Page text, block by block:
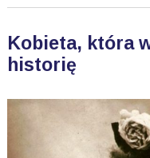
Kobieta, która
historię